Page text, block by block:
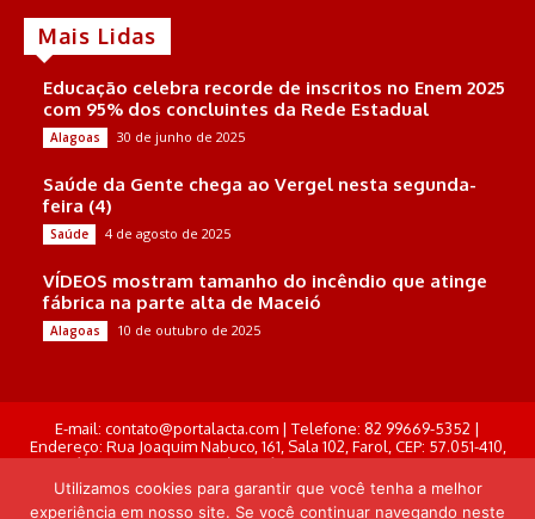
Mais Lidas
Educação celebra recorde de inscritos no Enem 2025
com 95% dos concluintes da Rede Estadual
Alagoas 30 de junho de 2025
Saúde da Gente chega ao Vergel nesta segunda-
feira (4)
Saúde 4 de agosto de 2025
VÍDEOS mostram tamanho do incêndio que atinge
fábrica na parte alta de Maceió
Alagoas 10 de outubro de 2025
E-mail: contato@portalacta.com | Telefone: 82 99669-5352 |
Endereço: Rua Joaquim Nabuco, 161, Sala 102, Farol, CEP: 57.051-410,
Maceió, Alagoas . Responsável Técnico: Derek Gustavo de Morais
Pereira
Utilizamos cookies para garantir que você tenha a melhor
experiência em nosso site. Se você continuar navegando neste